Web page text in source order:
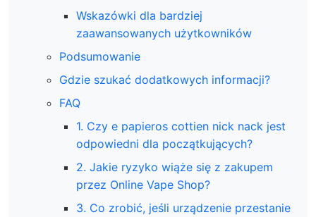
Wskazówki dla bardziej
zaawansowanych użytkowników
Podsumowanie
Gdzie szukać dodatkowych informacji?
FAQ
1. Czy e papieros cottien nick nack jest
odpowiedni dla początkujących?
2. Jakie ryzyko wiąże się z zakupem
przez Online Vape Shop?
3. Co zrobić, jeśli urządzenie przestanie